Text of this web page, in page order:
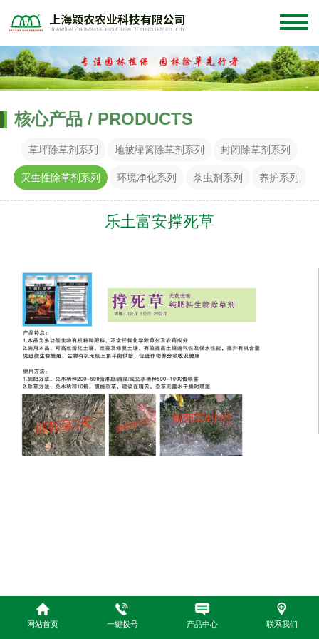
核心产品 / PRODUCTS
草坪除草剂系列 地被绿篱除草剂系列 封闭除草剂系列
灭生性除草剂系列 环境净化系列 杀虫剂系列 养护系列
乐土富安撑死草
网站首页 一键拨号 产品中心 联系我们